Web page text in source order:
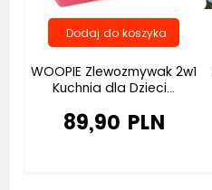
WOOPIE Zlewozmywak 2w1
Kuchnia dla Dzieci...
89,90 PLN